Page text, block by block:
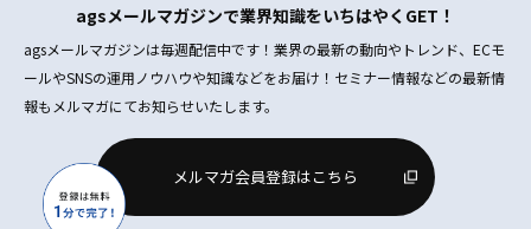
agsメールマガジンで業界知識をいちはやくGET！
agsメールマガジンは毎週配信中です！業界の最新の動向やトレンド、ECモ
ールやSNSの運用ノウハウや知識などをお届け！セミナー情報などの最新情
報もメルマガにてお知らせいたします。
メルマガ会員登録はこちら